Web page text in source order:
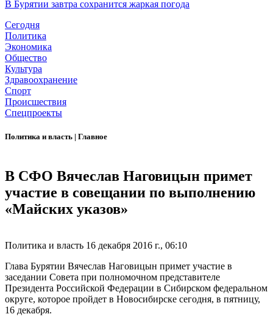
В Бурятии завтра сохранится жаркая погода
Сегодня
Политика
Экономика
Общество
Культура
Здравоохранение
Спорт
Происшествия
Спецпроекты
Политика и власть | Главное
В СФО Вячеслав Наговицын примет
участие в совещании по выполнению
«Майских указов»
Политика и власть 16 декабря 2016 г., 06:10
Глава Бурятии Вячеслав Наговицын примет участие в
заседании Совета при полномочном представителе
Президента Российской Федерации в Сибирском федеральном
округе, которое пройдет в Новосибирске сегодня, в пятницу,
16 декабря.